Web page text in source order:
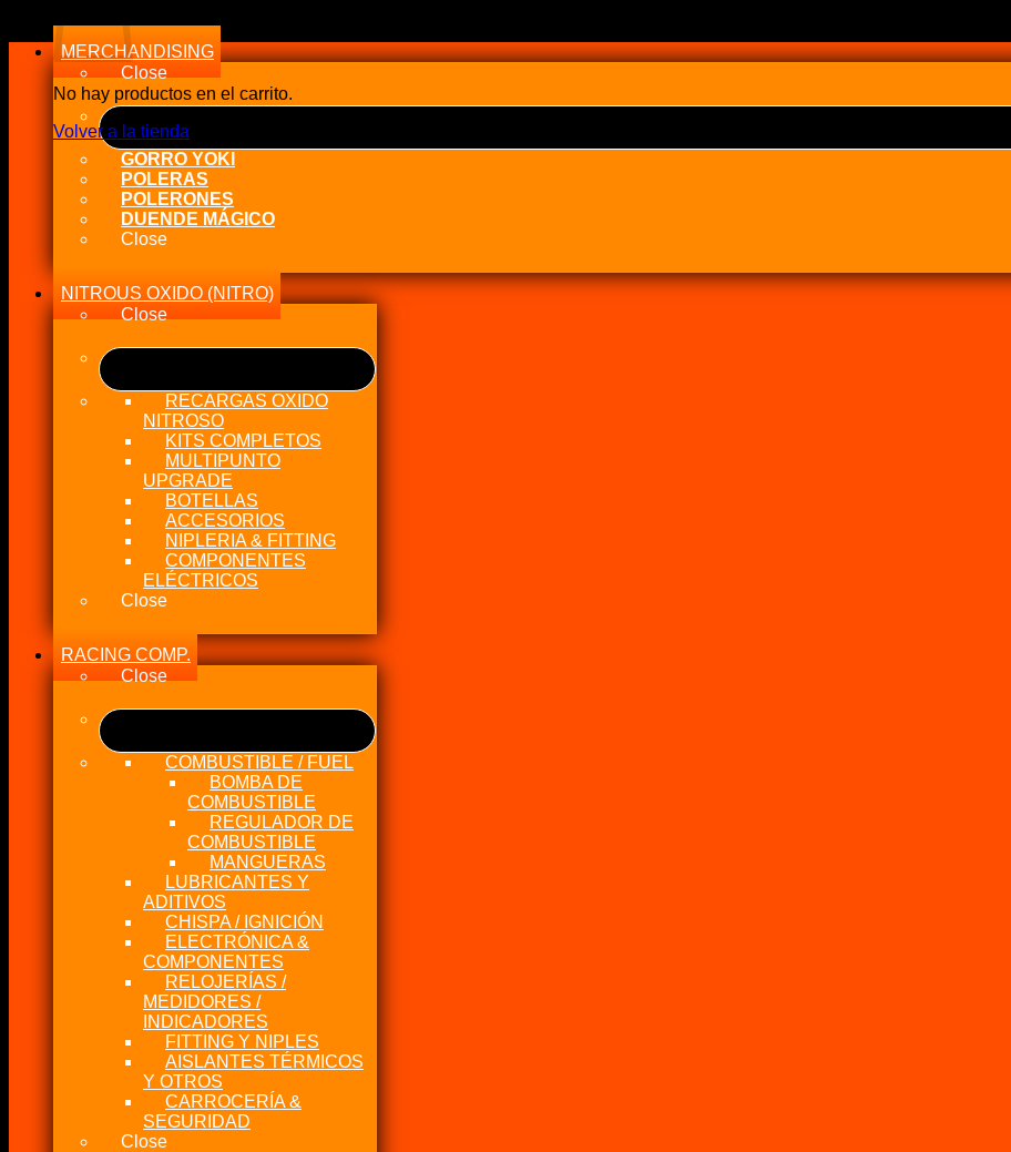
No hay productos en el carrito.
Volver a la tienda
MERCHANDISING
Close
GORRO YOKI
POLERAS
POLERONES
DUENDE MÁGICO
Close
NITROUS OXIDO (NITRO)
Close
RECARGAS OXIDO
NITROSO
KITS COMPLETOS
MULTIPUNTO
UPGRADE
BOTELLAS
ACCESORIOS
NIPLERIA & FITTING
COMPONENTES
ELÉCTRICOS
Close
RACING COMP.
Close
COMBUSTIBLE / FUEL
BOMBA DE
COMBUSTIBLE
REGULADOR DE
COMBUSTIBLE
MANGUERAS
LUBRICANTES Y
ADITIVOS
CHISPA / IGNICIÓN
ELECTRÓNICA &
COMPONENTES
RELOJERÍAS /
MEDIDORES /
INDICADORES
FITTING Y NIPLES
AISLANTES TÉRMICOS
Y OTROS
CARROCERÍA &
SEGURIDAD
Close